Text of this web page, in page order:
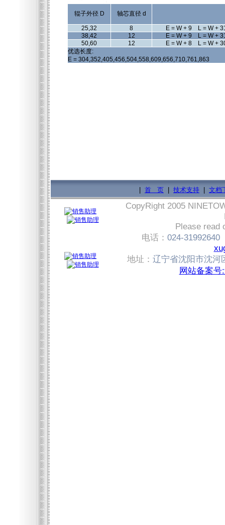
辊子外径 D 轴芯直径 d
25,32 8
E = W + 9 L = W +
38,42
12
E = W + 9 L = W +
50,60
12
E = W + 8 L = W +
优选长度:
E = 304,352,405,456,504,558,609,656,710,761,863
首 页 技术支持 文档
CopyRight 2005
Please read
电话： 024-31992640
地址： 辽宁省沈阳市沈河
网站备案号